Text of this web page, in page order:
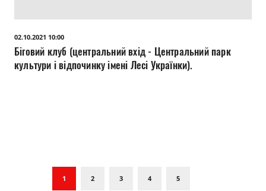
02.10.2021 10:00
Біговий клуб (центральний вхід - Центральний парк
культури і відпочинку імені Лесі Українки).
1 2 3 4 5